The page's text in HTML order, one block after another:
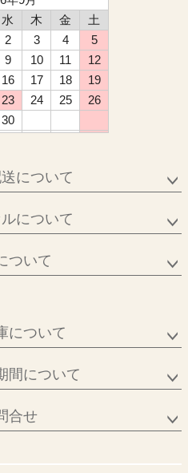
水 木 金
土
2 3 4
5
9 10 11
12
16 17 18
19
23 24 25
26
30
について
について
ついて
について
間について
合せ